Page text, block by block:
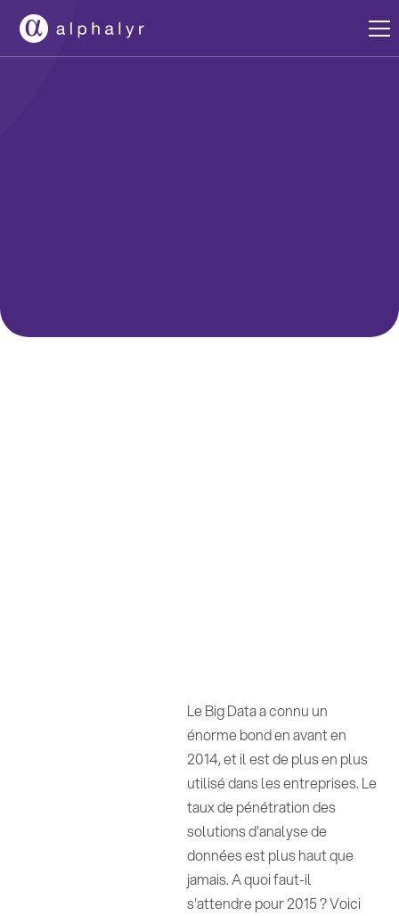
Le Big Data a connu un
énorme bond en avant en
2014, et il est de plus en plus
utilisé dans les entreprises. Le
taux de pénétration des
solutions d'analyse de
données est plus haut que
jamais. A quoi faut-il
s'attendre pour 2015 ? Voici